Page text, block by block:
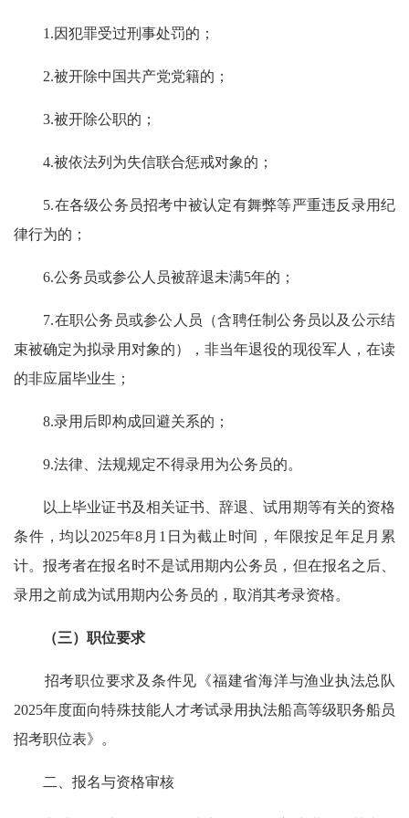
1.因犯罪受过刑事处罚的；
2.被开除中国共产党党籍的；
3.被开除公职的；
4.被依法列为失信联合惩戒对象的；
5.在各级公务员招考中被认定有舞弊等严重违反录用纪
律行为的；
6.公务员或参公人员被辞退未满5年的；
7.在职公务员或参公人员（含聘任制公务员以及公示结
束被确定为拟录用对象的），非当年退役的现役军人，在读
的非应届毕业生；
8.录用后即构成回避关系的；
9.法律、法规规定不得录用为公务员的。
以上毕业证书及相关证书、辞退、试用期等有关的资格
条件，均以2025年8月1日为截止时间，年限按足年足月累
计。报考者在报名时不是试用期内公务员，但在报名之后、
录用之前成为试用期内公务员的，取消其考录资格。
（三）职位要求
招考职位要求及条件见《福建省海洋与渔业执法总队
2025年度面向特殊技能人才考试录用执法船高等级职务船员
招考职位表》。
二、报名与资格审核